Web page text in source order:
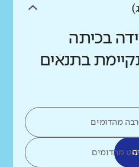
בכיתה
בתנאים
מהדומים
מהדומים